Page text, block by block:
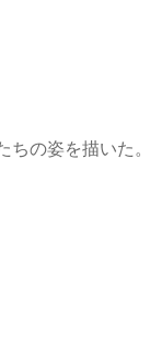
の姿を描いた。